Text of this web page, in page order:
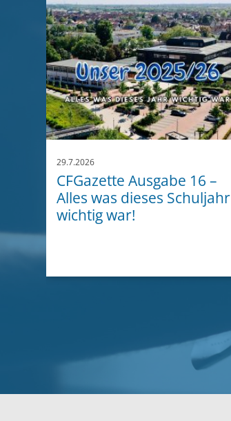
29.7.2026
CFGazette Ausgabe 16 –
Alles was dieses Schuljahr
wichtig war!